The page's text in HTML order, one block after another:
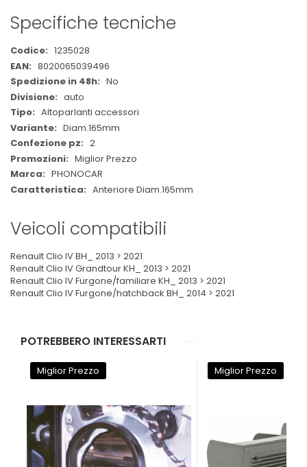
Specifiche tecniche
Maggiori
Informazioni
1235028
8020065039496
No
auto
Altoparlanti accessori
Diam.165mm
2
Miglior Prezzo
PHONOCAR
Anteriore Diam.165mm
Veicoli compatibili
Renault Clio IV BH_ 2013 > 2021
Renault Clio IV Grandtour KH_ 2013 > 2021
Renault Clio IV Furgone/familiare KH_ 2013 > 2021
Renault Clio IV Furgone/hatchback BH_ 2014 > 2021
POTREBBERO INTERESSARTI
Miglior Prezzo Miglior Prezzo